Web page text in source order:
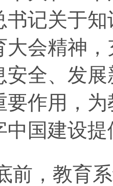
书记关于
大会精神
安全、发
要作用，
中国建设
，教育系